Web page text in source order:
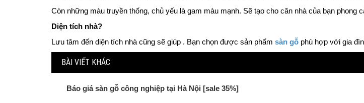
Còn những màu truyền thống, chủ yếu là gam màu mạnh. Sẽ tạo cho căn nhà của bạn phong
Diện tích nhà?
Lưu tâm đến diện tích nhà cũng sẽ giúp . Bạn chọn được sản phẩm sàn gỗ phù hợp với gia
BÀI VIẾT KHÁC
Báo giá sàn gỗ công nghiệp tại Hà Nội [sale 35%]